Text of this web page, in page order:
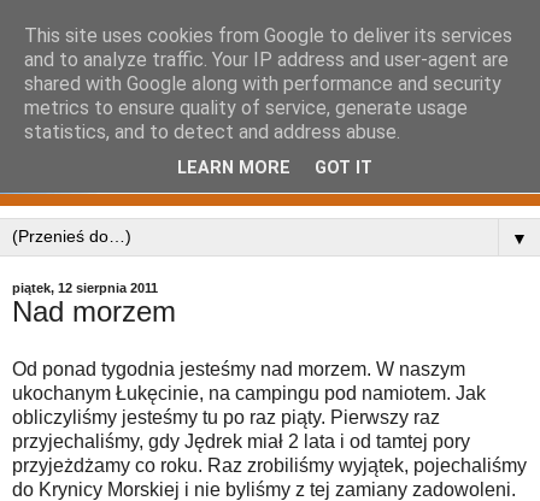
▼
piątek, 12 sierpnia 2011
Nad morzem
Od ponad tygodnia jesteśmy nad morzem. W naszym
ukochanym Łukęcinie, na campingu pod namiotem. Jak
obliczyliśmy jesteśmy tu po raz piąty. Pierwszy raz
przyjechaliśmy, gdy Jędrek miał 2 lata i od tamtej pory
przyjeżdżamy co roku. Raz zrobiliśmy wyjątek, pojechaliśmy
do Krynicy Morskiej i nie byliśmy z tej zamiany zadowoleni.
This site uses cookies from Google to deliver its services
and to analyze traffic. Your IP address and user-agent are
shared with Google along with performance and security
metrics to ensure quality of service, generate usage
statistics, and to detect and address abuse.
LEARN MORE GOT IT